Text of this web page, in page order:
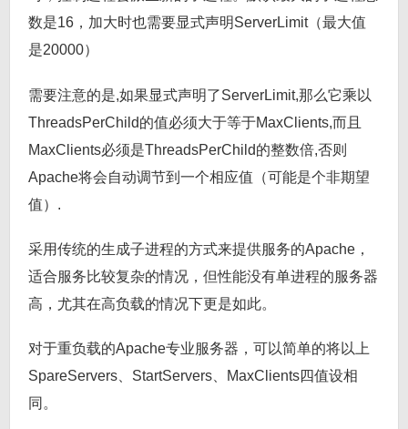
数是16，加大时也需要显式声明ServerLimit（最大值
是20000）
需要注意的是,如果显式声明了ServerLimit,那么它乘以
ThreadsPerChild的值必须大于等于MaxClients,而且
MaxClients必须是ThreadsPerChild的整数倍,否则
Apache将会自动调节到一个相应值（可能是个非期望
值）.
采用传统的生成子进程的方式来提供服务的Apache，
适合服务比较复杂的情况，但性能没有单进程的服务器
高，尤其在高负载的情况下更是如此。
对于重负载的Apache专业服务器，可以简单的将以上
SpareServers、StartServers、MaxClients四值设相
同。